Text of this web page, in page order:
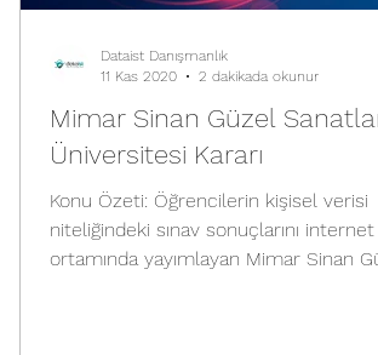
Mimar Sinan Güzel
Üniversitesi Kararı
Konu Özeti: Öğrencilerin kişisel verisi
niteliğindeki sınav sonuçlarını internet
ortamında yayımlayan Mimar Sinan
Dataist Danışmanlık
11 Kas 2020
2 dakikada okunur